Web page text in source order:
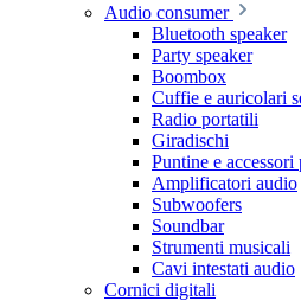
Audio consumer
Bluetooth speaker
Party speaker
Boombox
Cuffie e auricolari
Radio portatili
Giradischi
Puntine e accessori
Amplificatori audio
Subwoofers
Soundbar
Strumenti musicali
Cavi intestati audio
Cornici digitali